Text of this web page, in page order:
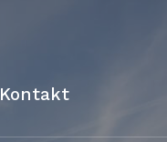
Kontakt